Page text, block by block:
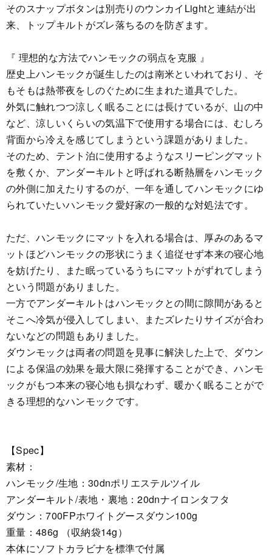
そのスナップボタンは別売りのウンカイLightと連結が出
来、トップキルトがズレ落ちるのを防ぎます。
『 理想的な方法でハンモックの弱点を克服 』
歴史上ハンモックが誕生したのは南米といわれており、そ
もそもは熱帯夜をしのぐために生まれた道具でした。
外気に触れつつ涼しく眠ることには長けているが、山の中
など、涼しいくらいの気温下で使用する場合には、むしろ
背面から冷えを感じてしまうという課題がありました。
そのため、テント泊に使用するようなスリーピングマット
を敷くか、アンダーキルトと呼ばれる断熱層をハンモック
の外側に加えたりするのが、一年を通してハンモックにゆ
られていたいハンモック愛好家の一般的な対処法です。
ただ、ハンモックにマットを入れる場合は、厚みのあるマ
ットほどハンモックの形状にうまく追従せず本来の寝心地
を妨げたり、また眠っているうちにマットがずれてしまう
という問題がありました。
一方でアンダーキルトはハンモックとの間に隙間があると
そこへ冷気が侵入してしまい、またズレたりサイズが合わ
ないなどの問題もありました。
ダウンモックは両者の問題を見事に解決した上で、ダウン
による保温の効果を最大限に発揮することができ、ハンモ
ックがもつ本来の寝心地も損なわず、暖かく眠ることがで
きる理想的なハンモックです。
【Spec】
素材：
ハンモック/生地：30dnポリエステルツイル
アンダーキルト/表地・裏地：20dnナイロンタフタ
ダウン：700FPホワイトグースダウン100g
重量：486g （収納袋14g）
本体にソフトカラビナを標準で付属